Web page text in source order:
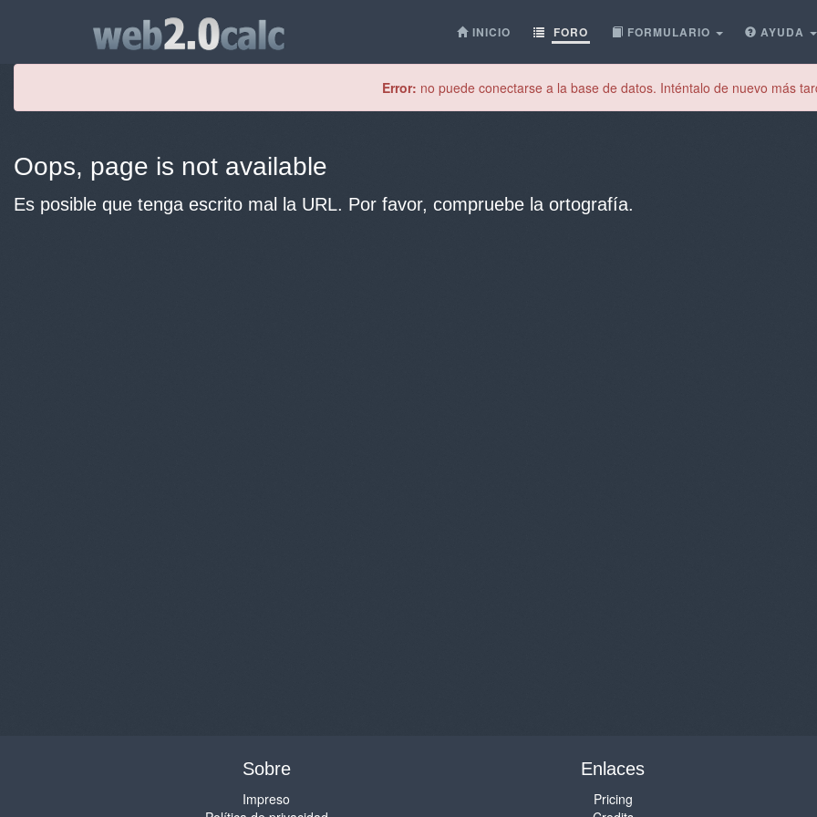
INICIO FORO FORMULARIO AYUDA
Error: no puede conectarse a la base de datos. Inténtalo de nuevo más
Oops, page is not available
Es posible que tenga escrito mal la URL. Por favor, compruebe la ortografía.
Sobre
Impreso
Enlaces
Pricing